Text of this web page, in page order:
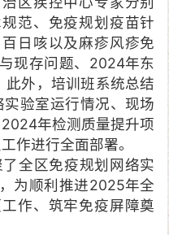
范、免疫规划疫苗针
日咳以及麻疹风疹免
现存问题、2024年东
此外，培训班系统总结
验室运行情况、现场
年检测质量提升项
作进行全面部署。
全区免疫规划网络实
为顺利推进2025年全
作、筑牢免疫屏障奠